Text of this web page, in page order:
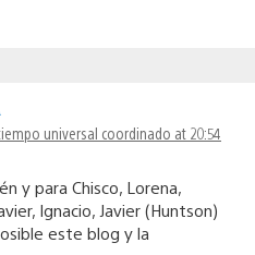
universal coordinado at 20:54
y para Chisco, Lorena,
Ignacio, Javier (Huntson)
este blog y la